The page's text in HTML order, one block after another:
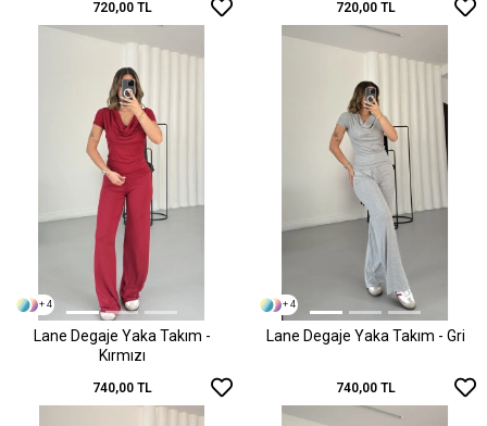
720,00 TL 720,00 TL
+ 4
Lane Degaje Yaka Takım -
Kırmızı
740,00 TL
+ 4
Lane Degaje Yaka Takım - Gri
740,00 TL